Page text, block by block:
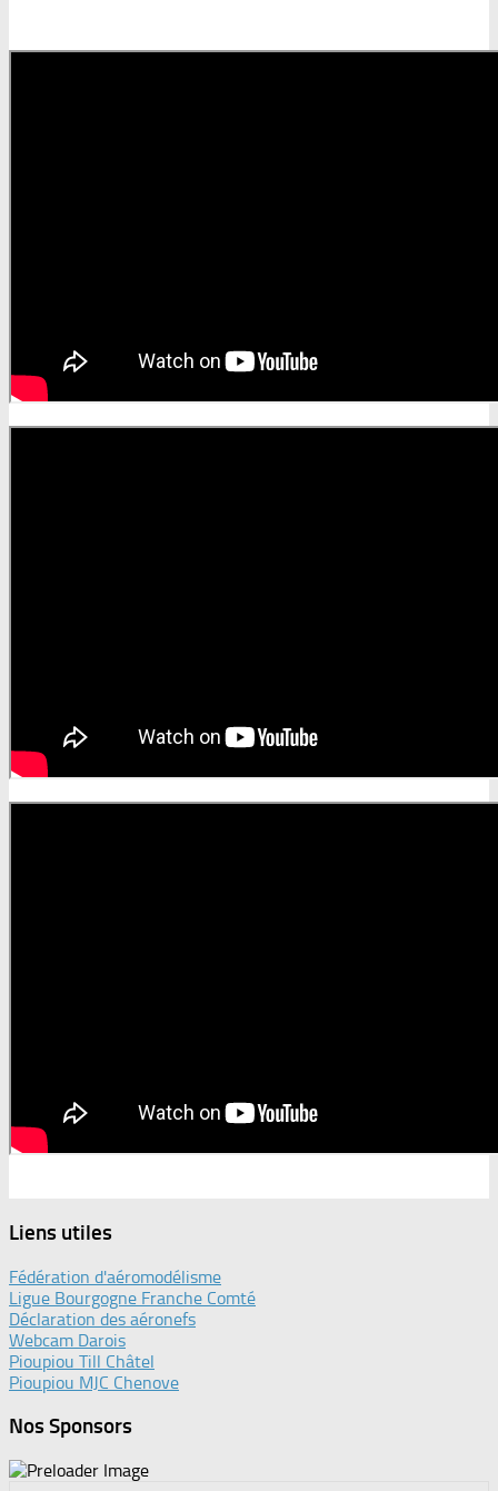
Liens utiles
Fédération d'aéromodélisme
Ligue Bourgogne Franche Comté
Déclaration des aéronefs
Webcam Darois
Pioupiou Till Châtel
Pioupiou MJC Chenove
Nos Sponsors